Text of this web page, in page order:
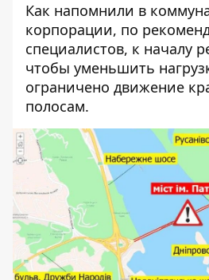
Как напомнили в
корпорации, по
специалистов, к началу
чтобы уменьшить
ограничено движение
полосам.